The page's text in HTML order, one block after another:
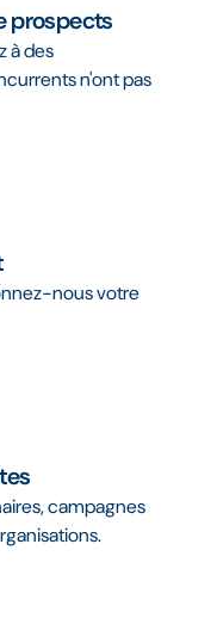
prospects
à des
n'ont pas
nous votre
campagnes